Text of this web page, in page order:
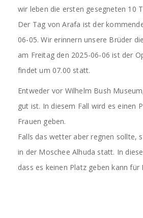
wir leben die ersten gesegneten 10
Der Tag von Arafa ist der
06-05. Wir erinnern unsere Brüder
am Freitag den 2025-06-06 ist der
findet um 07.00 statt.
Entweder vor Wilhelm Bush
gut ist. In diesem Fall wird es einen
Frauen geben.
Falls das wetter aber regnen sollte,
in der Moschee Alhuda statt. In
dass es keinen Platz geben kann für